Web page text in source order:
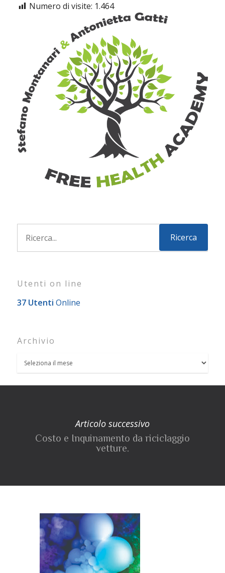
Numero di visite: 1.464
Utenti on line
37 Utenti Online
Archivio
Articolo successivo
Costo e Inquinamento da riciclaggio
vetture.